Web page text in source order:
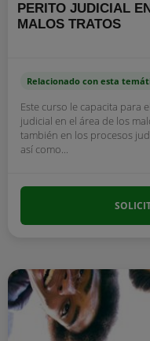
PERITO JUDICIAL
MALOS TRATOS
Relacionado con esta
Este curso le capacita para
judicial en el área de los
también en los procesos
así como...